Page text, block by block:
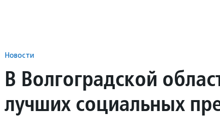
Новости
В Волгоградской
лучших социальных